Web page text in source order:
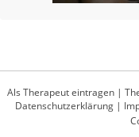
Als Therapeut eintragen |
Datenschutzerklärung|